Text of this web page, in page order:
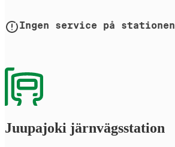
Ingen service på stationen
Juupajoki järn­vägs­sta­tion